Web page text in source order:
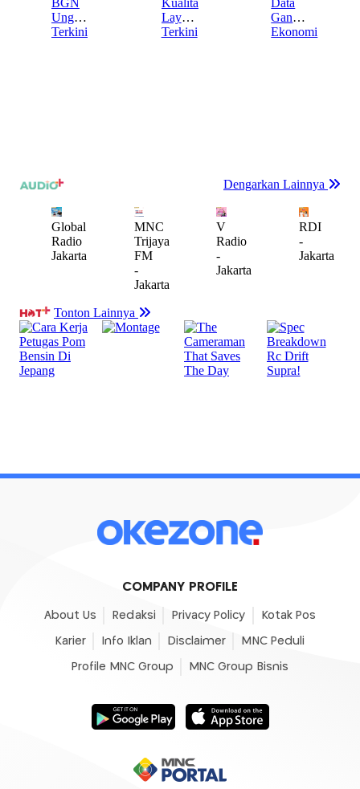
COMPANY PROFILE
About Us Redaksi Privacy Policy Kotak Pos
Karier Info Iklan Disclaimer MNC Peduli
Profile MNC Group MNC Group Bisnis